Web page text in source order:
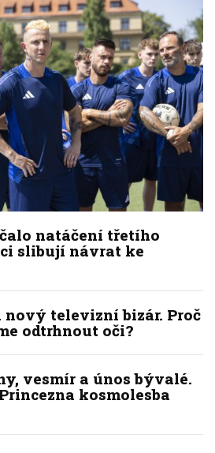
natáčení třetího
slibují návrat ke
televizní bizár. Proč
odtrhnout oči?
vesmír a únos bývalé.
kosmolesba